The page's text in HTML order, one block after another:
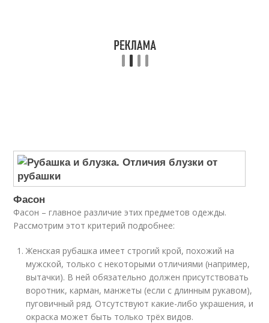
Фасон
Фасон – главное различие этих предметов одежды.
Рассмотрим этот критерий подробнее:
Женская рубашка имеет строгий крой, похожий на
мужской, только с некоторыми отличиями (например,
вытачки). В ней обязательно должен присутствовать
воротник, карман, манжеты (если с длинным рукавом),
пуговичный ряд. Отсутствуют какие-либо украшения, и
окраска может быть только трёх видов.